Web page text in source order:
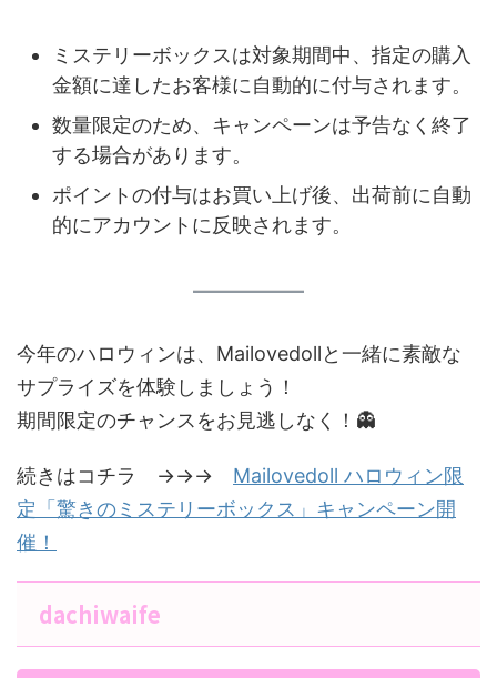
ミステリーボックスは対象期間中、指定の購入
金額に達したお客様に自動的に付与されます。
数量限定のため、キャンペーンは予告なく終了
する場合があります。
ポイントの付与はお買い上げ後、出荷前に自動
的にアカウントに反映されます。
今年のハロウィンは、Mailovedollと一緒に素敵な
サプライズを体験しましょう！
期間限定のチャンスをお見逃しなく！👻
続きはコチラ →→→ Mailovedoll ハロウィン限
定「驚きのミステリーボックス」キャンペーン開
催！
dachiwaife